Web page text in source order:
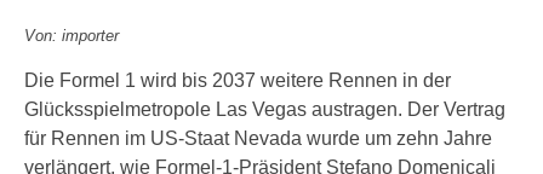
Von: importer
Die Formel 1 wird bis 2037 weitere Rennen in der
Glücksspielmetropole Las Vegas austragen. Der Vertrag
für Rennen im US-Staat Nevada wurde um zehn Jahre
verlängert, wie Formel-1-Präsident Stefano Domenicali